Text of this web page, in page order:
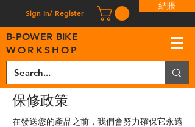
Sign In/ Register
結賬
B-POWER BIKE
WORKSHOP
保修政策
在發送您的產品之前，我們會努力確保它永遠